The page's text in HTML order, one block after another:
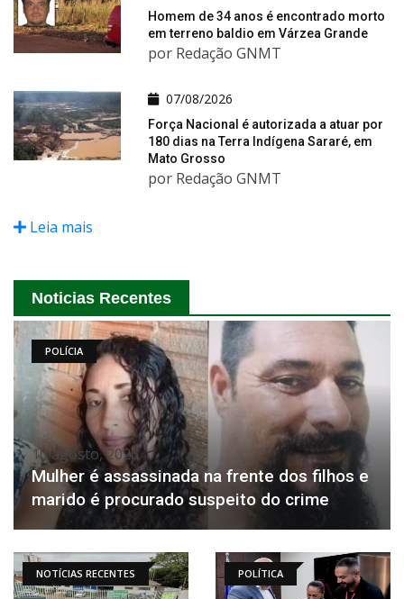
Homem de 34 anos é encontrado morto
em terreno baldio em Várzea Grande
por Redação GNMT
07/08/2026
Força Nacional é autorizada a atuar por
180 dias na Terra Indígena Sararé, em
Mato Grosso
por Redação GNMT
Leia mais
Noticias Recentes
POLÍCIA
10 agosto, 2026
Mulher é assassinada na frente dos filhos e
marido é procurado suspeito do crime
NOTÍCIAS RECENTES POLÍTICA